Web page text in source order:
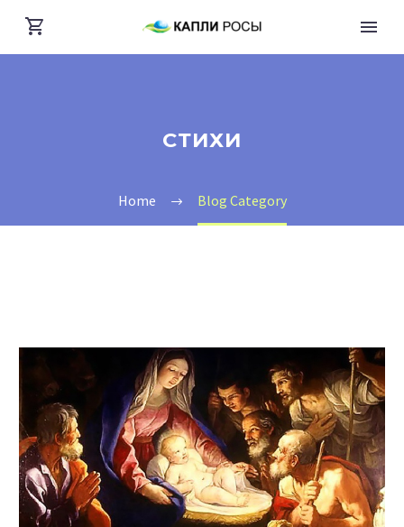
СТИХИ
Home Blog Category